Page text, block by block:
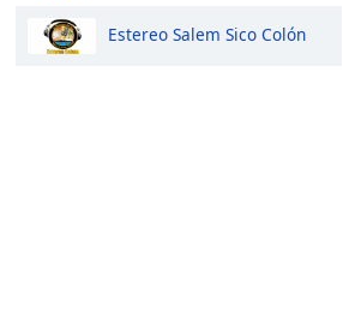
Estereo Salem Sico Colón